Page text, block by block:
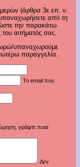
(άρθρα 3ε επ. ν.
από τη
την παρακάτω
αιτήματός σας.
υπαναχωρούμε
παραγγελία.
Το email που
γράψτε ποια
Δεν